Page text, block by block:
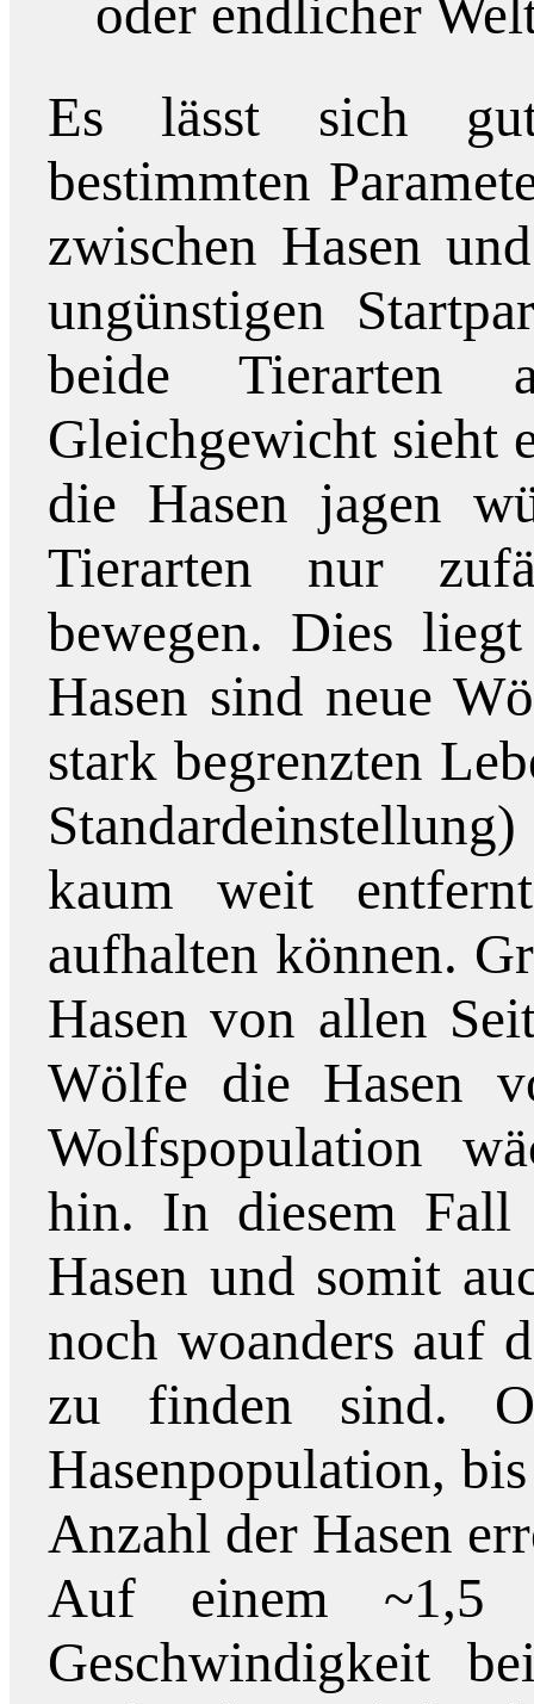
oder endlicher
Es lässt sich
bestimmten
zwischen Hasen
ungünstigen
beide Tierarten
Gleichgewicht sieht
die Hasen jagen
Tierarten nur
bewegen. Dies
Hasen sind neue
stark begrenzten
kaum weit
aufhalten können.
Hasen von allen
Wölfe die Hasen
Wolfspopulation
hin. In diesem Fall
Hasen und somit
noch woanders auf
zu finden sind.
Hasenpopulation,
Anzahl der Hasen
Auf einem ~1,5
Geschwindigkeit